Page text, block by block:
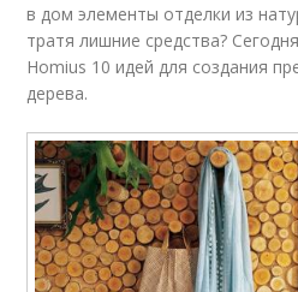
в дом элементы отделки из
тратя лишние средства?
Homius 10 идей для создания
дерева.